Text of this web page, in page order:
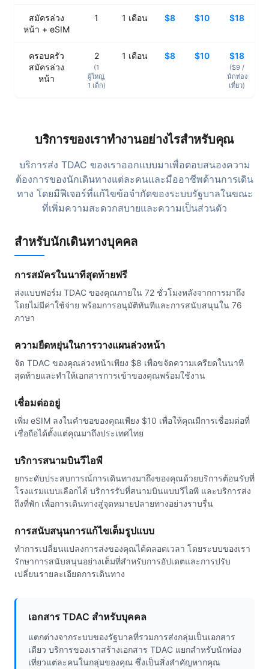
สมัครล่วง
หน้า + eSIM
1 1 เดือน $8 $10 $18
ครอบครัว
สมัครล่วง
หน้า
2
(1
ผู้ใหญ่,
1 เด็ก)
1 เดือน $8 $10 $18
($9 /
นักท่อง
เที่ยว)
บริการของเราทำงานอย่างไรสำหรับคุณ
บริการส่ง TDAC ของเราออกแบบมาเพื่อตอบสนองความ
ต้องการของนักเดินทางแต่ละคนและมืออาชีพด้านการเดิน
ทาง โดยมีฟีเจอร์ที่แก้ไขข้อจำกัดของระบบรัฐบาลในขณะ
ที่เพิ่มความสะดวกสบายและความเป็นส่วนตัว
สำหรับนักเดินทางบุคคล
การสมัครในนาทีสุดท้ายฟรี
ส่งแบบฟอร์ม TDAC ของคุณภายใน 72 ชั่วโมงหลังจากการมาถึง
โดยไม่มีค่าใช้จ่าย พร้อมการอนุมัติทันทีและการสนับสนุนใน 76
ภาษา
ความยืดหยุ่นในการวางแผนล่วงหน้า
จัด TDAC ของคุณล่วงหน้าเพียง $8 เพื่อขจัดความเครียดในนาที
สุดท้ายและทำให้เอกสารการเข้าของคุณพร้อมใช้งาน
เชื่อมต่ออยู่
เพิ่ม eSIM ลงในคำขอของคุณเพียง $10 เพื่อให้คุณมีการเชื่อมต่อที่
เชื่อถือได้ตั้งแต่คุณมาถึงประเทศไทย
บริการสนามบินวีไอพี
ยกระดับประสบการณ์การเดินทางมาถึงของคุณด้วยบริการต้อนรับที่
โรงแรมแบบเลือกได้ บริการรับที่สนามบินแบบวีไอพี และบริการส่ง
ถึงที่พัก เพื่อการเดินทางสู่จุดหมายปลายทางอย่างราบรื่น
การสนับสนุนการแก้ไขเต็มรูปแบบ
ทำการเปลี่ยนแปลงการส่งของคุณได้ตลอดเวลา โดยระบบของเรา
รักษาการสนับสนุนอย่างเต็มที่สำหรับการอัปเดตและการปรับ
เปลี่ยนรายละเอียดการเดินทาง
เอกสาร TDAC สำหรับบุคคล
แตกต่างจากระบบของรัฐบาลที่รวมการส่งกลุ่มเป็นเอกสาร
เดียว บริการของเราสร้างเอกสาร TDAC แยกสำหรับนักท่อง
เที่ยวแต่ละคนในกลุ่มของคุณ ซึ่งเป็นสิ่งสำคัญหากคุณ